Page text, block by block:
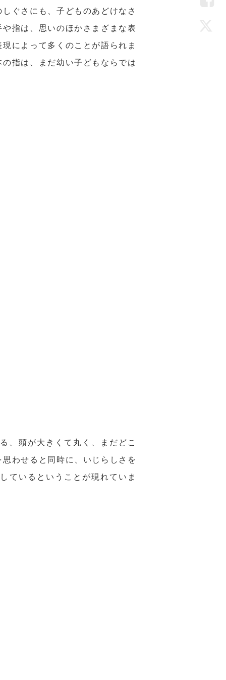
ぐさにも、子どものあどけなさ
指は、思いのほかさまざまな表
によって多くのことが語られま
指は、まだ幼い子どもならでは
、頭が大きくて丸く、まだどこ
わせると同時に、いじらしさを
ているということが現れていま